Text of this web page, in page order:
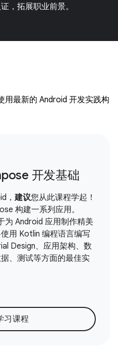
，拓展职业前景。
用最新的 Android 开发实践构
开发基础
，建议您从此课程学起！
构建一系列应用。
Android 应用制作精美
用 Kotlin 编程语言编写
Design、应用架构、数
、测试等方面的最佳实
习课程